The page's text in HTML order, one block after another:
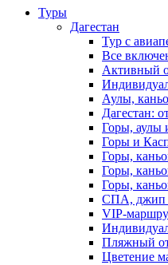
Туры
Дагестан
Тур с
Все
Активный
Аулы,
Дагестан:
Горы, аулы
Горы и
Горы,
Горы,
Горы,
СПА, джип
VIP-
Пляжный
Цветение